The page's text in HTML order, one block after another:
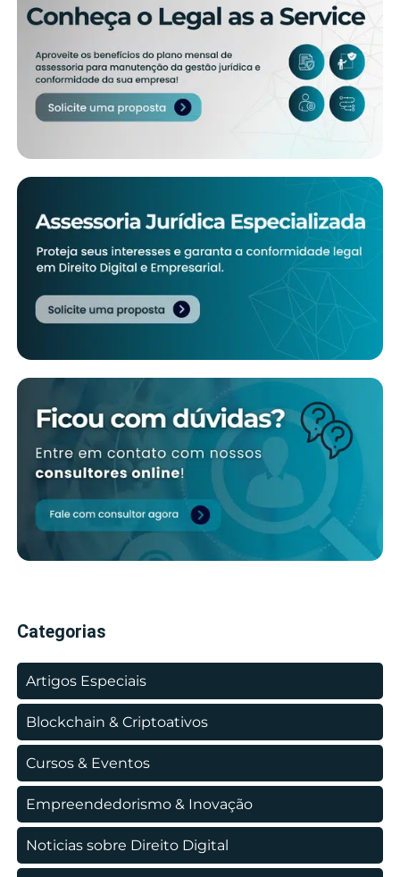
Categorias
Artigos Especiais
Blockchain & Criptoativos
Cursos & Eventos
Empreendedorismo & Inovação
Noticias sobre Direito Digital